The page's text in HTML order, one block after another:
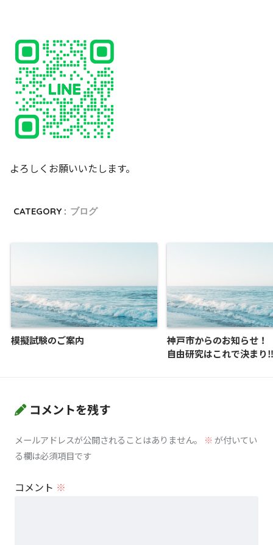
よろしくお願いいたします。
CATEGORY : ブログ
模擬試験のご案内
神戸市からのお知らせ
自由研究はこれで決まり‼
コメントを残す
メールアドレスが公開されることはありません。 ※が付いてい
る欄は必須項目です
コメント ※